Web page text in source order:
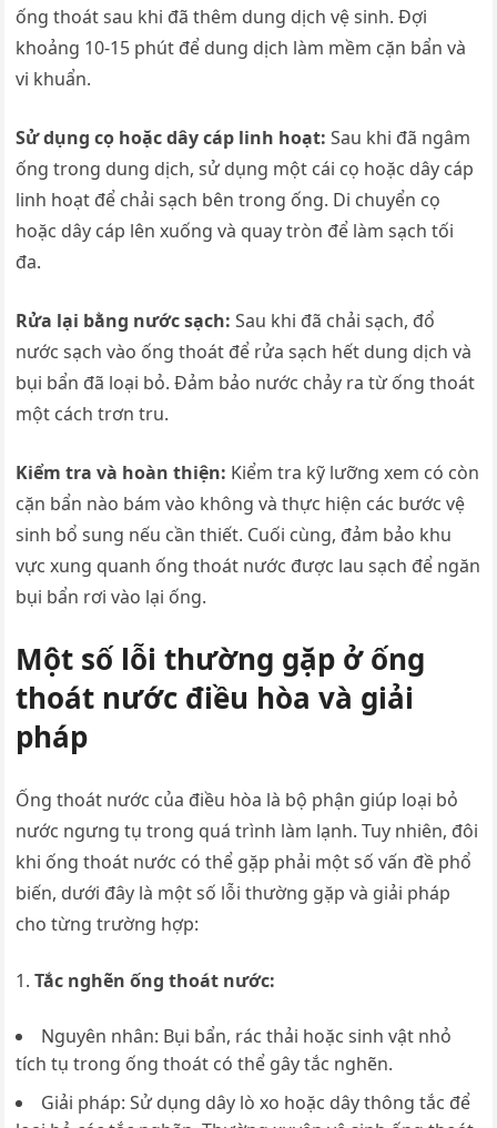
ống thoát sau khi đã thêm dung dịch vệ sinh. Đợi
khoảng 10-15 phút để dung dịch làm mềm cặn bẩn và
vi khuẩn.
Sử dụng cọ hoặc dây cáp linh hoạt: Sau khi đã ngâm
ống trong dung dịch, sử dụng một cái cọ hoặc dây cáp
linh hoạt để chải sạch bên trong ống. Di chuyển cọ
hoặc dây cáp lên xuống và quay tròn để làm sạch tối
đa.
Rửa lại bằng nước sạch: Sau khi đã chải sạch, đổ
nước sạch vào ống thoát để rửa sạch hết dung dịch và
bụi bẩn đã loại bỏ. Đảm bảo nước chảy ra từ ống thoát
một cách trơn tru.
Kiểm tra và hoàn thiện: Kiểm tra kỹ lưỡng xem có còn
cặn bẩn nào bám vào không và thực hiện các bước vệ
sinh bổ sung nếu cần thiết. Cuối cùng, đảm bảo khu
vực xung quanh ống thoát nước được lau sạch để ngăn
bụi bẩn rơi vào lại ống.
Một số lỗi thường gặp ở ống
thoát nước điều hòa và giải
pháp
Ống thoát nước của điều hòa là bộ phận giúp loại bỏ
nước ngưng tụ trong quá trình làm lạnh. Tuy nhiên, đôi
khi ống thoát nước có thể gặp phải một số vấn đề phổ
biến, dưới đây là một số lỗi thường gặp và giải pháp
cho từng trường hợp:
Tắc nghẽn ống thoát nước:
Nguyên nhân: Bụi bẩn, rác thải hoặc sinh vật nhỏ
tích tụ trong ống thoát có thể gây tắc nghẽn.
Giải pháp: Sử dụng dây lò xo hoặc dây thông tắc để